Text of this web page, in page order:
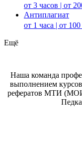
от 3 часов | от
Антиплагиат
от 1 часа | от
Ещё
Наша команда
выполнением
рефератов МТИ